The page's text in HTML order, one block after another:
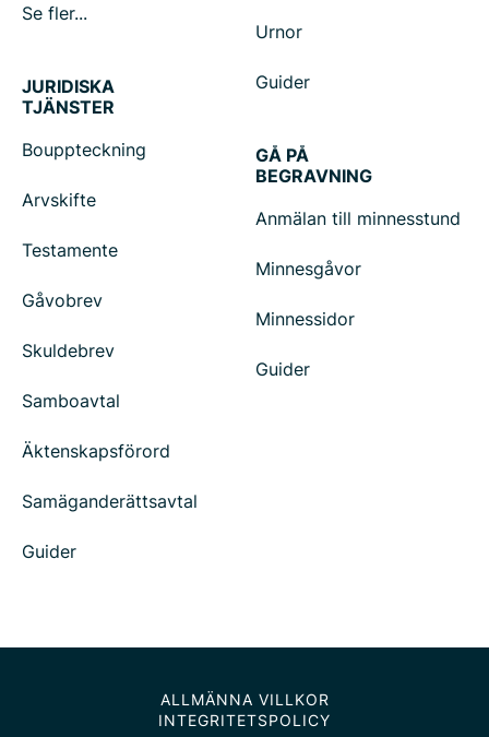
Se fler...
Urnor
Guider
JURIDISKA
TJÄNSTER
Bouppteckning
Arvskifte
Testamente
Gåvobrev
Skuldebrev
Samboavtal
Äktenskapsförord
Samäganderättsavtal
Guider
GÅ PÅ
BEGRAVNING
Anmälan till minnesstund
Minnesgåvor
Minnessidor
Guider
ALLMÄNNA VILLKOR
INTEGRITETSPOLICY